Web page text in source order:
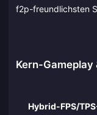
f2p-freundlichsten
Kern-Gameplay
Hybrid-FPS/